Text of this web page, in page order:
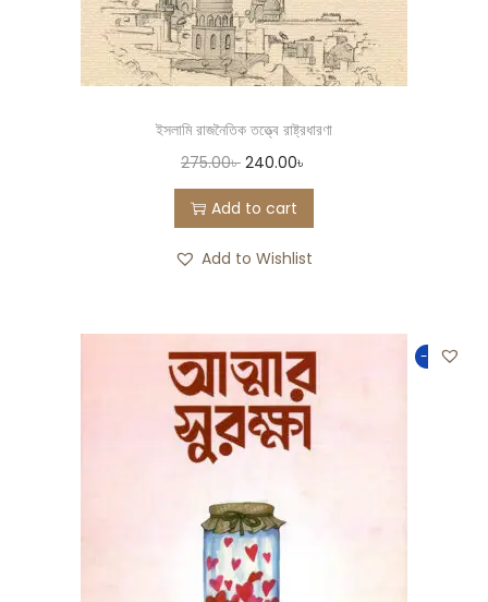
ইসলামি রাজনৈতিক তত্ত্বে রাষ্ট্রধারণা
275.00৳ 240.00৳
Add to cart
Add to Wishlist
-50%